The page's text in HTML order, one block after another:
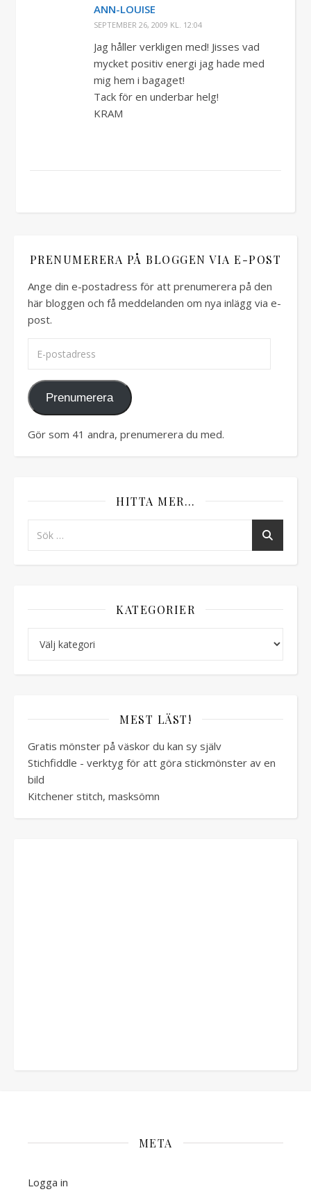
ANN-LOUISE
SEPTEMBER 26, 2009 KL. 12:04
Jag håller verkligen med! Jisses vad
mycket positiv energi jag hade med
mig hem i bagaget!
Tack för en underbar helg!
KRAM
PRENUMERERA PÅ BLOGGEN VIA E-POST
Ange din e-postadress för att prenumerera på den
här bloggen och få meddelanden om nya inlägg via e-
post.
Prenumerera
Gör som 41 andra, prenumerera du med.
HITTA MER…
KATEGORIER
MEST LÄST!
Gratis mönster på väskor du kan sy själv
Stichfiddle - verktyg för att göra stickmönster av en
bild
Kitchener stitch, masksömn
META
Logga in